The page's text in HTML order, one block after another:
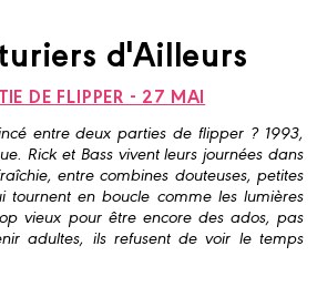
d'Ailleurs
DE FLIPPER - 27 MAI
entre deux parties de flipper ? 1993,
Rick et Bass vivent leurs journées dans
entre combines douteuses, petites
tournent en boucle comme les lumières
vieux pour être encore des ados, pas
adultes, ils refusent de voir le temps